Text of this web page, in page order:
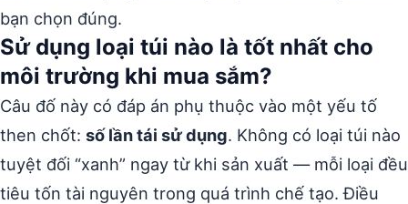
bạn chọn đúng.
Sử dụng loại túi nào là tốt nhất cho
môi trường khi mua sắm?
Câu đố này có đáp án phụ thuộc vào một yếu tố
then chốt: số lần tái sử dụng. Không có loại túi nào
tuyệt đối “xanh” ngay từ khi sản xuất — mỗi loại đều
tiêu tốn tài nguyên trong quá trình chế tạo. Điều